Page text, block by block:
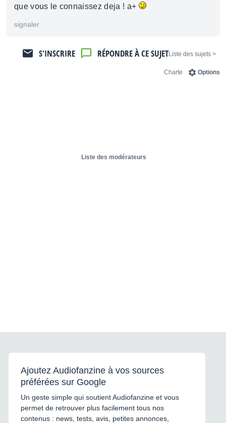
que vous le connaissez deja ! a+
signaler
< Liste des sujets
RÉPONDRE À CE SUJET
S'INSCRIRE
Options
Charte
Liste des modérateurs
Ajoutez Audiofanzine à vos sources
préférées sur Google
Un geste simple qui soutient Audiofanzine et vous
permet de retrouver plus facilement tous nos
contenus : news, tests, avis, petites annonces,